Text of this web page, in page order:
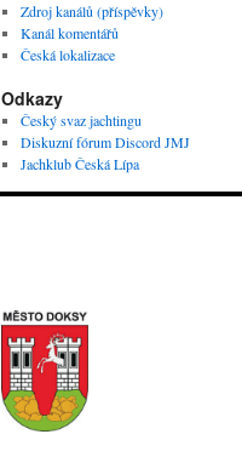
Zdroj kanálů (příspěvky)
Kanál komentářů
Česká lokalizace
Odkazy
Český svaz jachtingu
Diskuzní fórum Discord JMJ
Jachklub Česká Lípa